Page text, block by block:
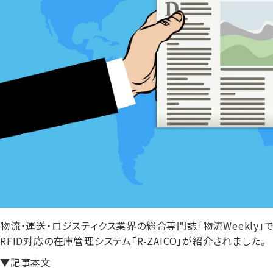
物流・運送・ロジスティクス業界の総合専門誌「物流Weekly」
RFID対応の在庫管理システム「R-ZAICO」が紹介されました。
▼記事本文